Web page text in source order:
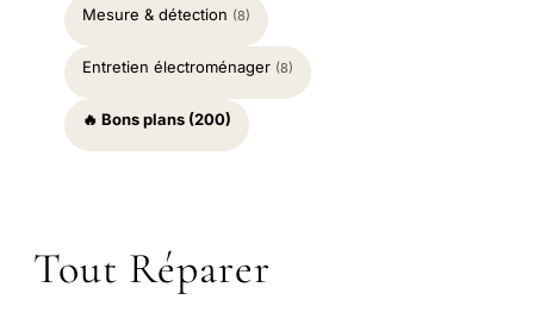
Mesure & détection (8)
Entretien électroménager (8)
🔥 Bons plans (200)
Tout Réparer